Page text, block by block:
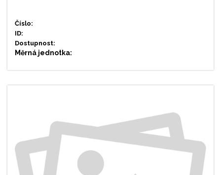
Číslo:
ID:
Dostupnost:
Měrná jednotka: